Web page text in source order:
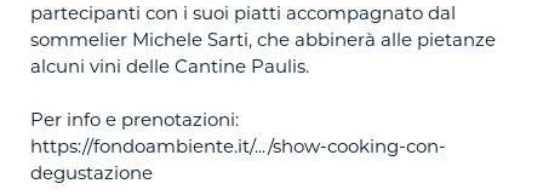
partecipanti con i suoi piatti accompagnato dal
sommelier Michele Sarti, che abbinerà alle pietanze
alcuni vini delle Cantine Paulis.
Per info e prenotazioni:
https://fondoambiente.it/.../show-cooking-con-
degustazione